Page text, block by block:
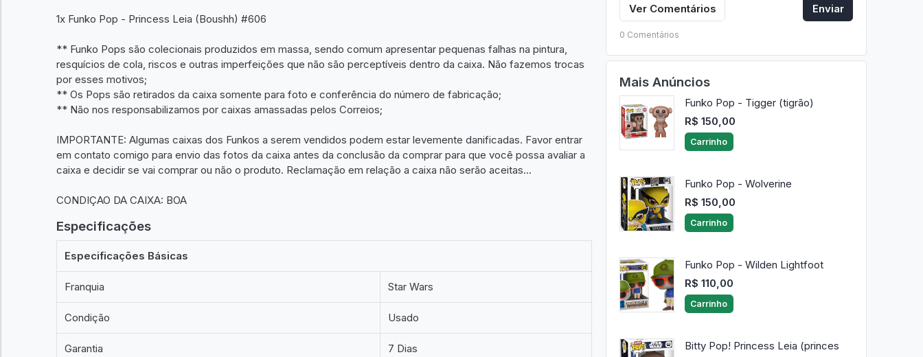
1x Funko Pop - Princess Leia (Boushh) #606
** Funko Pops são colecionais produzidos em massa, sendo comum apresentar pequenas falhas na pintura,
resquícios de cola, riscos e outras imperfeições que não são perceptíveis dentro da caixa. Não fazemos trocas
por esses motivos;
** Os Pops são retirados da caixa somente para foto e conferência do número de fabricação;
** Não nos responsabilizamos por caixas amassadas pelos Correios;
IMPORTANTE: Algumas caixas dos Funkos a serem vendidos podem estar levemente danificadas. Favor entrar
em contato comigo para envio das fotos da caixa antes da conclusão da comprar para que você possa avaliar a
caixa e decidir se vai comprar ou não o produto. Reclamação em relação a caixa não serão aceitas...
CONDIÇAO DA CAIXA: BOA
Especificações
Especificações Básicas
Franquia Star Wars
Condição Usado
Garantia 7 Dias
Ver Comentários Enviar
0 Comentários
Mais Anúncios
Funko Pop - Tigger (tigrão)
R$ 150,00
Carrinho
Funko Pop - Wolverine
R$ 150,00
Carrinho
Funko Pop - Wilden Lightfoot
R$ 110,00
Carrinho
Bitty Pop! Princess Leia (princes